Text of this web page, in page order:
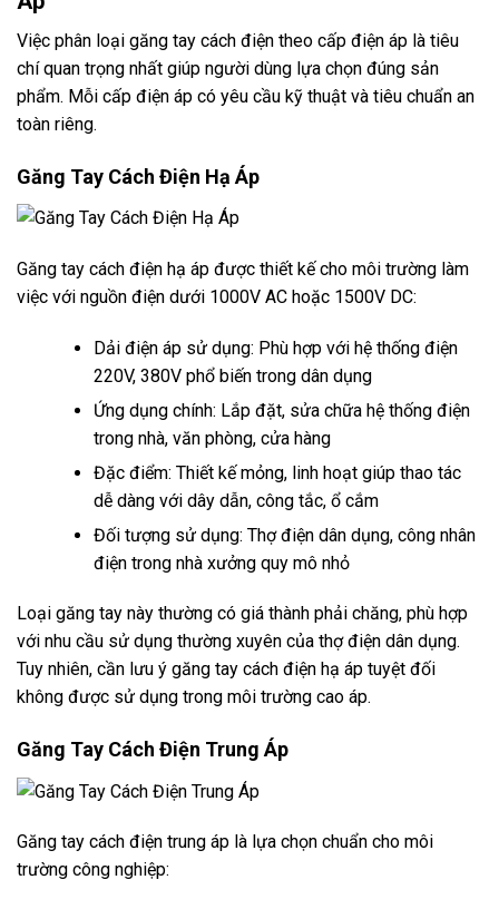
Việc phân loại găng tay cách điện theo cấp điện áp là tiêu
chí quan trọng nhất giúp người dùng lựa chọn đúng sản
phẩm. Mỗi cấp điện áp có yêu cầu kỹ thuật và tiêu chuẩn an
toàn riêng.
Găng Tay Cách Điện Hạ Áp
Găng tay cách điện hạ áp được thiết kế cho môi trường làm
việc với nguồn điện dưới 1000V AC hoặc 1500V DC:
Dải điện áp sử dụng: Phù hợp với hệ thống điện
220V, 380V phổ biến trong dân dụng
Ứng dụng chính: Lắp đặt, sửa chữa hệ thống điện
trong nhà, văn phòng, cửa hàng
Đặc điểm: Thiết kế mỏng, linh hoạt giúp thao tác
dễ dàng với dây dẫn, công tắc, ổ cắm
Đối tượng sử dụng: Thợ điện dân dụng, công nhân
điện trong nhà xưởng quy mô nhỏ
Loại găng tay này thường có giá thành phải chăng, phù hợp
với nhu cầu sử dụng thường xuyên của thợ điện dân dụng.
Tuy nhiên, cần lưu ý găng tay cách điện hạ áp tuyệt đối
không được sử dụng trong môi trường cao áp.
Găng Tay Cách Điện Trung Áp
Găng tay cách điện trung áp là lựa chọn chuẩn cho môi
trường công nghiệp: